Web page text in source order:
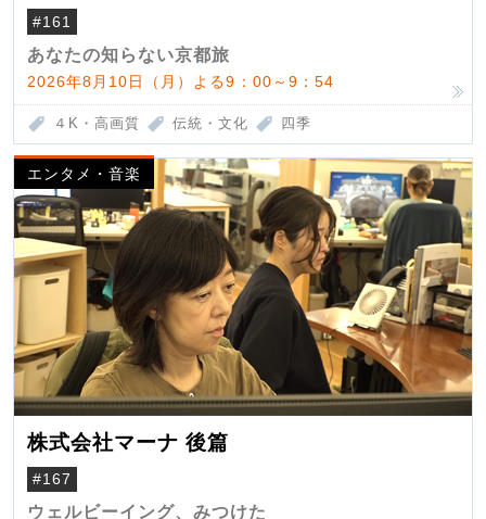
#161
あなたの知らない京都旅
2026年8月10日（月）よる9：00～9：54
４K・高画質 伝統・文化 四季
エンタメ・音楽
株式会社マーナ 後篇
#167
ウェルビーイング、みつけた